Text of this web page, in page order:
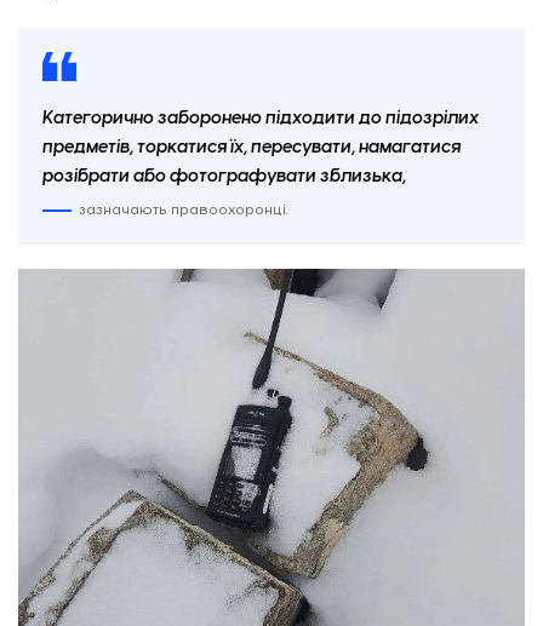
Категорично заборонено підходити до підозрілих
предметів, торкатися їх, пересувати, намагатися
розібрати або фотографувати зблизька,
зазначають правоохоронці.